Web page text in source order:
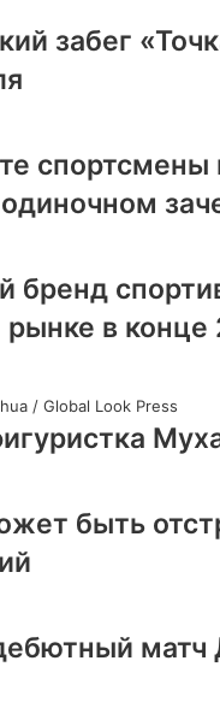
забег
спортсмены
бренд
в конце
быть